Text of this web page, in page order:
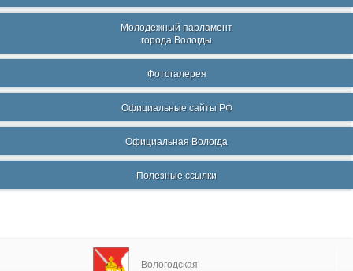
Молодежный парламент
города Вологды
Фотогалерея
Официальные сайты РФ
Официальная Вологда
Полезные ссылки
Вологодская